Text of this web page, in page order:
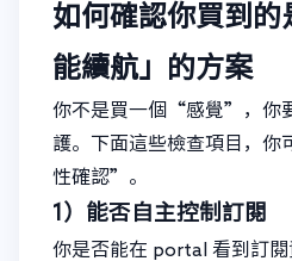
如何確認你買到的
能續航」的方案
你不是買一個“感覺”，你
護。下面這些檢查項目，
性確認”。
1）能否自主控制訂閱
你是否能在 portal 看到訂閱